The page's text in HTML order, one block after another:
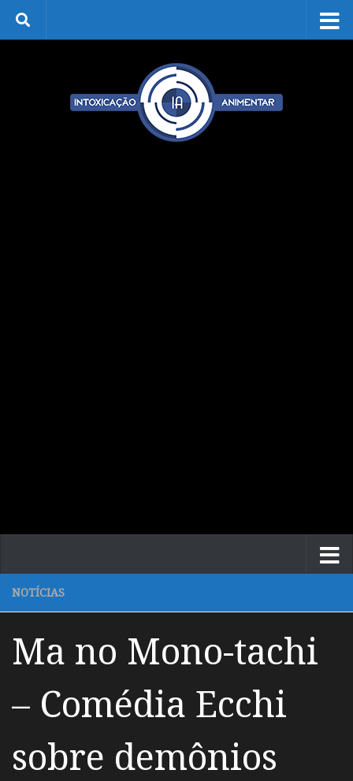
Skip to content
NOTÍCIAS
Ma no Mono-tachi
– Comédia Ecchi
sobre demônios